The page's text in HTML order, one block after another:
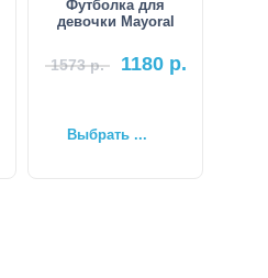
Футболка для
девочки Mayoral
1573р. 1180р.
Выбрать ...